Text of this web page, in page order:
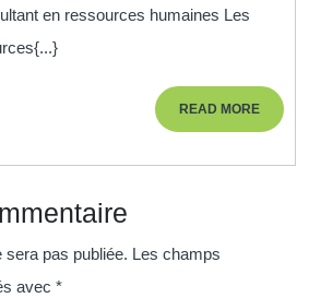
en ressources humaines Les
READ MOREREAD
MORE
sera pas publiée. Les champs
avec *